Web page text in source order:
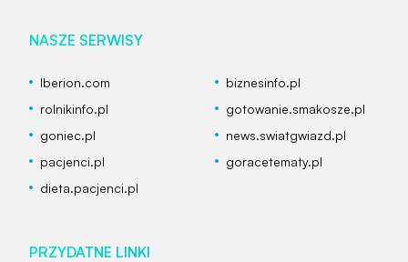
NASZE SERWISY
Iberion.com
biznesinfo.pl
rolnikinfo.pl
gotowanie.smakosze.pl
goniec.pl
news.swiatgwiazd.pl
pacjenci.pl
goracetematy.pl
dieta.pacjenci.pl
PRZYDATNE LINKI